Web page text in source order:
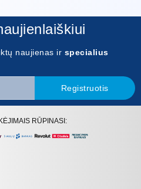
naujienas ir specialius
Registruotis
RŪPINASI: